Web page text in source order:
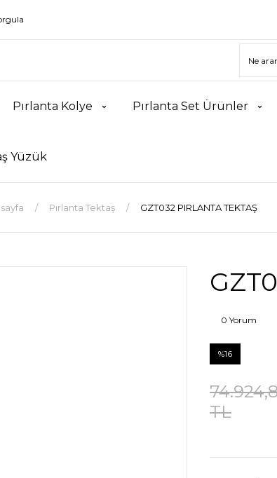
Pırlanta Kolye Pırlanta Set Ürünler
Yüzük
Pırlanta Tektaş GZT032 PIRLANTA TEKTAŞ
0 Yorum
%16
TL